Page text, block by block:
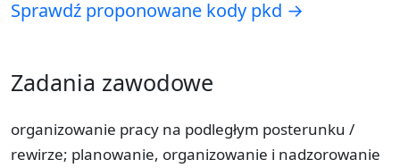
Sprawdź proponowane kody pkd →
Zadania zawodowe
organizowanie pracy na podległym posterunku /
rewirze; planowanie, organizowanie i nadzorowanie